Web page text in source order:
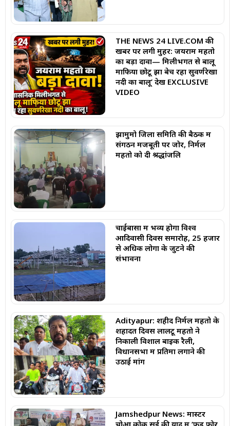
THE NEWS 24 LIVE.COM की
खबर पर लगी मुहर: जयराम महतो
का बड़ा दावा— मिलीभगत से बालू
माफिया छोटू झा बेच रहा सुवर्णरेखा
नदी का बालू’ देखें EXCLUSIVE
VIDEO
झामुमो जिला समिति की बैठक में
संगठन मजबूती पर जोर, निर्मल
महतो को दी श्रद्धांजलि
चाईबासा में भव्य होगा विश्व
आदिवासी दिवस समारोह, 25 हजार
से अधिक लोगों के जुटने की
संभावना
Adityapur: शहीद निर्मल महतो के
शहादत दिवस लालटू महतो ने
निकाली विशाल बाइक रैली,
विधानसभा में प्रतिमा लगाने की
उठाई मांग
Jamshedpur News: मास्टर
चोआ कोक सुई की याद में ‘फ़ूड फ़ोर